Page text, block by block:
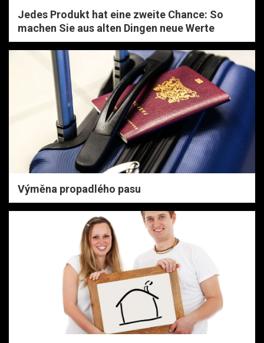
Jedes Produkt hat eine zweite Chance: So
machen Sie aus alten Dingen neue Werte
Výměna propadlého pasu